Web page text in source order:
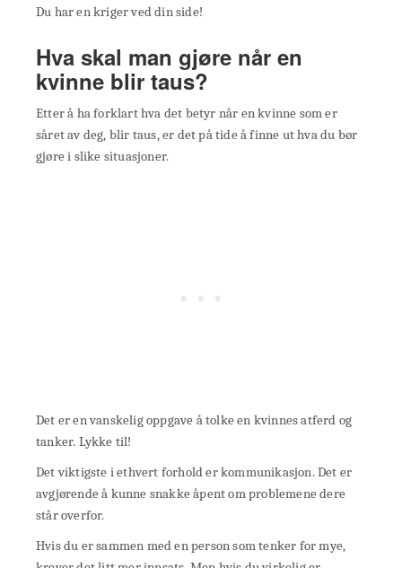
Du har en kriger ved din side!
Hva skal man gjøre når en
kvinne blir taus?
Etter å ha forklart hva det betyr når en kvinne som er
såret av deg, blir taus, er det på tide å finne ut hva du bør
gjøre i slike situasjoner.
Det er en vanskelig oppgave å tolke en kvinnes atferd og
tanker. Lykke til!
Det viktigste i ethvert forhold er kommunikasjon. Det er
avgjørende å kunne snakke åpent om problemene dere
står overfor.
Hvis du er sammen med en person som tenker for mye,